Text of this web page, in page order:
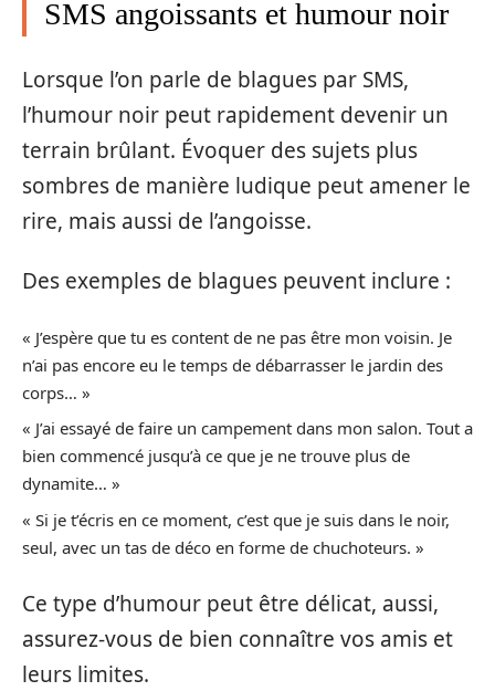
SMS angoissants et humour noir
Lorsque l’on parle de blagues par SMS,
l’humour noir peut rapidement devenir un
terrain brûlant. Évoquer des sujets plus
sombres de manière ludique peut amener le
rire, mais aussi de l’angoisse.
Des exemples de blagues peuvent inclure :
« J’espère que tu es content de ne pas être mon voisin. Je
n’ai pas encore eu le temps de débarrasser le jardin des
corps… »
« J’ai essayé de faire un campement dans mon salon. Tout a
bien commencé jusqu’à ce que je ne trouve plus de
dynamite… »
« Si je t’écris en ce moment, c’est que je suis dans le noir,
seul, avec un tas de déco en forme de chuchoteurs. »
Ce type d’humour peut être délicat, aussi,
assurez-vous de bien connaître vos amis et
leurs limites.